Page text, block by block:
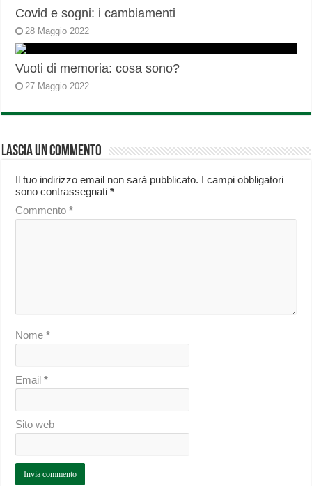
Covid e sogni: i cambiamenti
28 Maggio 2022
Vuoti di memoria: cosa sono?
27 Maggio 2022
Lascia un commento
Il tuo indirizzo email non sarà pubblicato. I campi obbligatori
sono contrassegnati*
Commento*
Nome*
Email*
Sito web